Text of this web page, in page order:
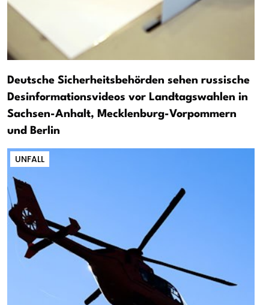
Deutsche Sicherheitsbehörden sehen russische
Desinformationsvideos vor Landtagswahlen in
Sachsen-Anhalt, Mecklenburg-Vorpommern
und Berlin
UNFALL